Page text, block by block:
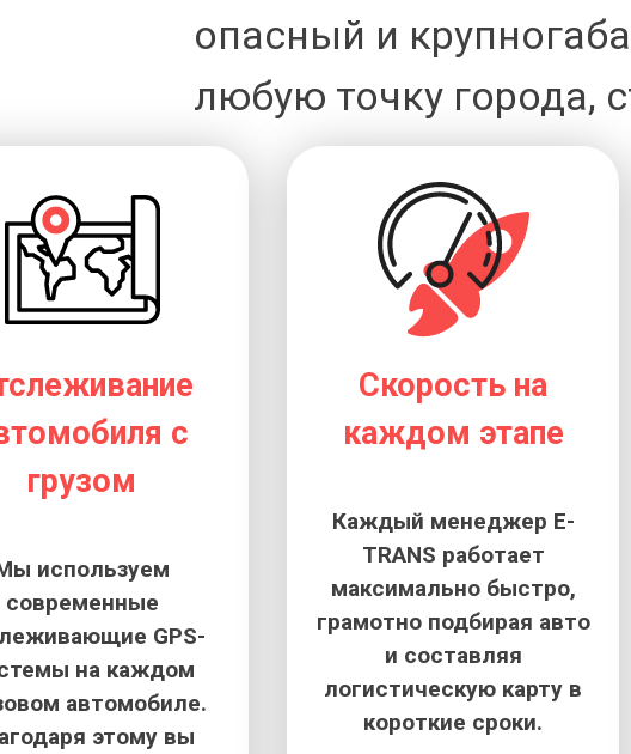
опасный и
любую точку города,
с
грузом
используем
современные
GPS-
на каждом
автомобиле.
этому вы
Скорость на
каждом этапе
Каждый менеджер E-
TRANS работает
максимально быстро,
грамотно подбирая авто
и составляя
логистическую карту в
короткие сроки.